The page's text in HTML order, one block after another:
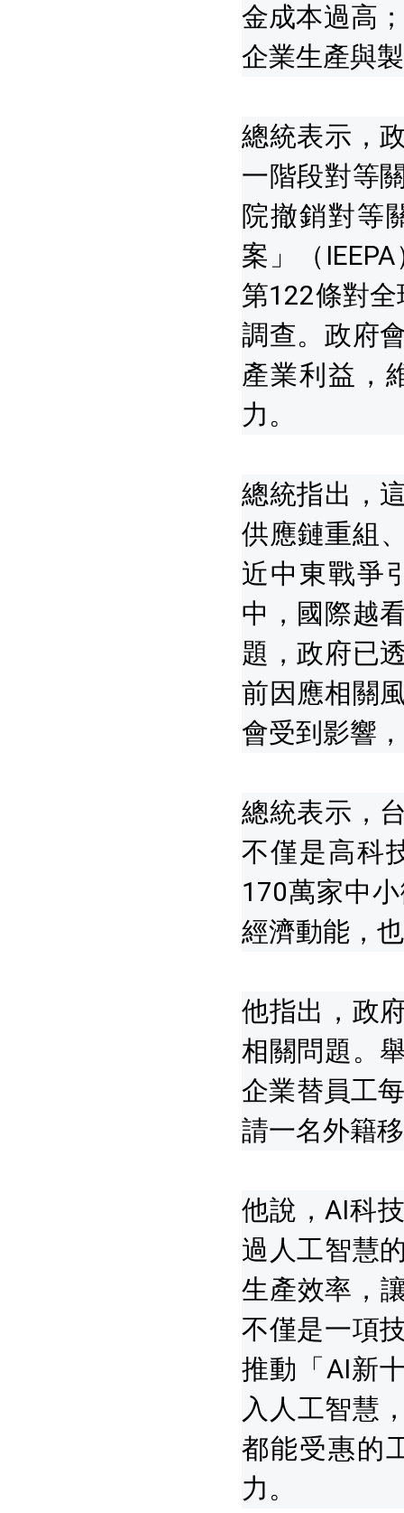
金成本過高
企業生產與
總統表示，
一階段對等
院撤銷對等
案」（
第122條對
調查。政府
產業利益，
力。
總統指出，
供應鏈重組
近中東戰爭
中，國際越
題，政府已
前因應相關
會受到影響
總統表示，
不僅是高科
170萬家中
經濟動能，
他指出，政
相關問題。
企業替員工
請一名外籍
他說，AI科
過人工智慧
生產效率，
不僅是一項
推動「AI新
入人工智慧
都能受惠的
力。